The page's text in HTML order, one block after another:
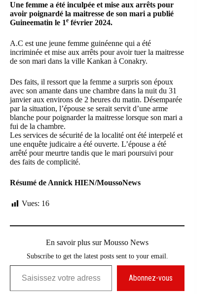
Une femme a été inculpée et mise aux arrêts pour
avoir poignardé la maitresse de son mari a publié
Guineematin le 1e février 2024.
A.C est une jeune femme guinéenne qui a été
incriminée et mise aux arrêts pour avoir tuer la maitresse
de son mari dans la ville Kankan à Conakry.
Des faits, il ressort que la femme a surpris son époux
avec son amante dans une chambre dans la nuit du 31
janvier aux environs de 2 heures du matin. Désemparée
par la situation, l’épouse se serait servit d’une arme
blanche pour poignarder la maitresse lorsque son mari a
fui de la chambre.
Les services de sécurité de la localité ont été interpelé et
une enquête judicaire a été ouverte. L’épouse a été
arrêté pour meurtre tandis que le mari poursuivi pour
des faits de complicité.
Résumé de Annick HIEN/MoussoNews
Vues: 16
En savoir plus sur Mousso News
Subscribe to get the latest posts sent to your email.
Saisissez votre adresse e-mail…
Abonnez-vous